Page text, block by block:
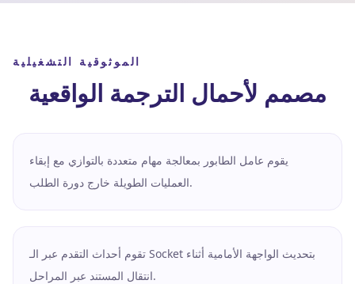
الموثوقية التشغيلية
مصمم لأحمال الترجمة الواقعية
يقوم عامل الطابور بمعالجة مهام متعددة بالتوازي مع إبقاء
العمليات الطويلة خارج دورة الطلب.
تقوم أحداث التقدم عبر الـ Socket بتحديث الواجهة الأمامية أثناء
انتقال المستند عبر المراحل.